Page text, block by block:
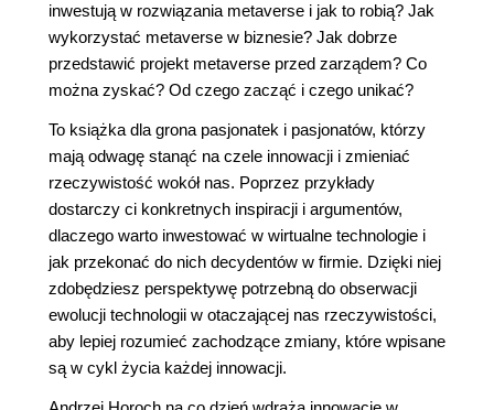
inwestują w rozwiązania metaverse i jak to robią? Jak
wykorzystać metaverse w biznesie? Jak dobrze
przedstawić projekt metaverse przed zarządem? Co
można zyskać? Od czego zacząć i czego unikać?
To książka dla grona pasjonatek i pasjonatów, którzy
mają odwagę stanąć na czele innowacji i zmieniać
rzeczywistość wokół nas. Poprzez przykłady
dostarczy ci konkretnych inspiracji i argumentów,
dlaczego warto inwestować w wirtualne technologie i
jak przekonać do nich decydentów w firmie. Dzięki niej
zdobędziesz perspektywę potrzebną do obserwacji
ewolucji technologii w otaczającej nas rzeczywistości,
aby lepiej rozumieć zachodzące zmiany, które wpisane
są w cykl życia każdej innowacji.